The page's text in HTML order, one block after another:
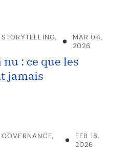
STORYTELLING,
MAR 04,
2026
nu : ce que les
jamais
GOVERNANCE,
FEB 18,
2026